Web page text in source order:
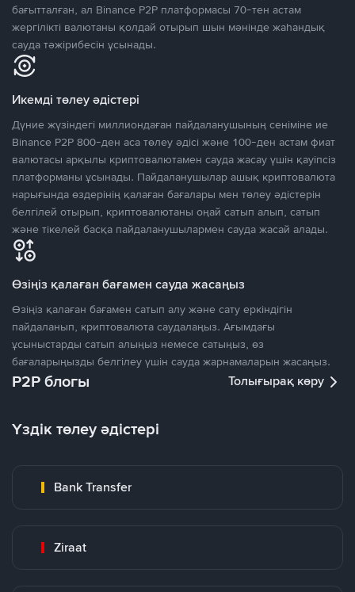
бағытталған, ал Binance P2P платформасы 70-тен астам
жергілікті валютаны қолдай отырып шын мәнінде жаһандық
сауда тәжірибесін ұсынады.
Икемді төлеу әдістері
Дүние жүзіндегі миллиондаған пайдаланушының сеніміне ие
Binance P2P 800-ден аса төлеу әдісі және 100-ден астам фиат
валютасы арқылы криптовалютамен сауда жасау үшін қауіпсіз
платформаны ұсынады. Пайдаланушылар ашық криптовалюта
нарығында өздерінің қалаған бағалары мен төлеу әдістерін
белгілей отырып, криптовалютаны оңай сатып алып, сатып
және тікелей басқа пайдаланушылармен сауда жасай алады.
Өзіңіз қалаған бағамен сауда жасаңыз
Өзіңіз қалаған бағамен сатып алу және сату еркіндігін
пайдаланып, криптовалюта саудалаңыз. Ағымдағы
ұсыныстарды сатып алыңыз немесе сатыңыз, өз
бағаларыңызды белгілеу үшін сауда жарнамаларын жасаңыз.
P2P блогы Толығырақ көру
Үздік төлеу әдістері
Bank Transfer
Ziraat